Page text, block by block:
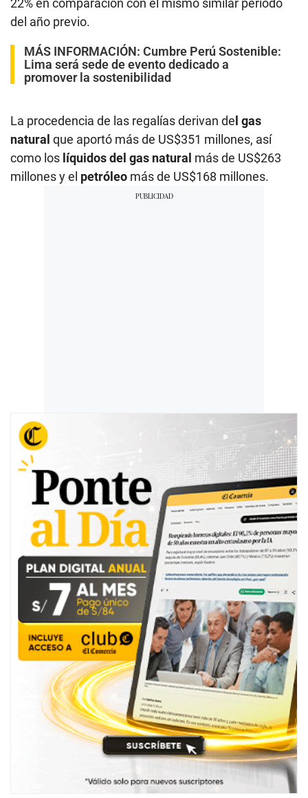
22% en comparación con el mismo similar periodo
del año previo.
MÁS INFORMACIÓN: Cumbre Perú Sostenible:
Lima será sede de evento dedicado a
promover la sostenibilidad
La procedencia de las regalías derivan del gas
natural que aportó más de US$351 millones, así
como los líquidos del gas natural más de US$263
millones y el petróleo más de US$168 millones.